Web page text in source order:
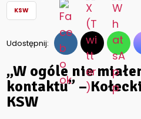
KSW
Udostępnij:
„W ogóle nie
kontaktu” –
KSW